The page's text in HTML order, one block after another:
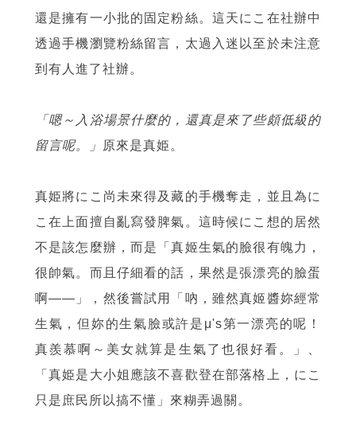
還是擁有一小批的固定粉絲。這天にこ在社辦中
透過手機瀏覽粉絲留言，太過入迷以至於未注意
到有人進了社辦。
「嗯～入浴場景什麼的，還真是來了些頗低級的
留言呢。」
原來是真姫。
真姫將にこ尚未來得及藏的手機奪走，並且為に
こ在上面擅自亂寫發脾氣。這時候にこ想的居然
不是該怎麼辦，而是「真姬生氣的臉很有魄力，
很帥氣。而且仔細看的話，果然是張漂亮的臉蛋
啊——」，然後嘗試用「吶，雖然真姬醬妳經常
生氣，但妳的生氣臉或許是μ's第一漂亮的呢！
真羨慕啊～美女就算是生氣了也很好看。」、
「真姫是大小姐應該不喜歡登在部落格上，にこ
只是庶民所以搞不懂」來糊弄過關。